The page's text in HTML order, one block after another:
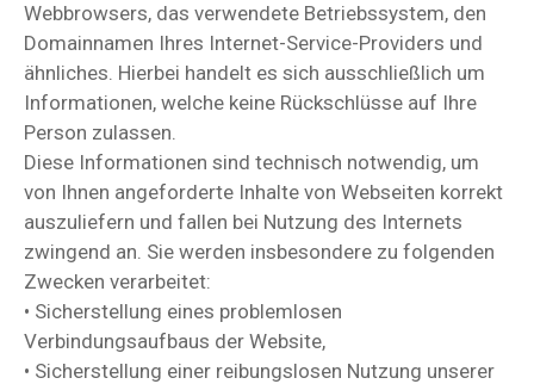
Webbrowsers, das verwendete Betriebssystem, den
Domainnamen Ihres Internet-Service-Providers und
ähnliches. Hierbei handelt es sich ausschließlich um
Informationen, welche keine Rückschlüsse auf Ihre
Person zulassen.
Diese Informationen sind technisch notwendig, um
von Ihnen angeforderte Inhalte von Webseiten korrekt
auszuliefern und fallen bei Nutzung des Internets
zwingend an. Sie werden insbesondere zu folgenden
Zwecken verarbeitet:
• Sicherstellung eines problemlosen
Verbindungsaufbaus der Website,
• Sicherstellung einer reibungslosen Nutzung unserer